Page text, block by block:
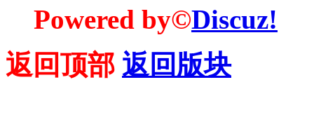
Powered by©Discuz!
返回顶部 返回版块